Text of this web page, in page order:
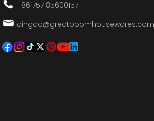
+86 757 85600157
dingao@greatboomhousewares.com